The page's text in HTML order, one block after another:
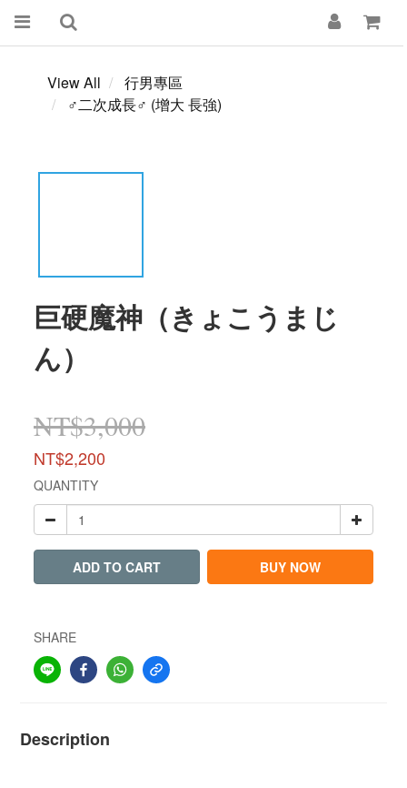
View All
行男專區
♂二次成長♂ (增大 長強)
巨硬魔神（きょこうまじ
ん）
NT$3,000
NT$2,200
QUANTITY
ADD TO CART BUY NOW
SHARE
Description